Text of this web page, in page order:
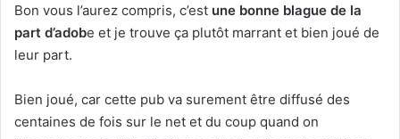
Bon vous l’aurez compris, c’est une bonne blague de la
part d’adobe et je trouve ça plutôt marrant et bien joué de
leur part.
Bien joué, car cette pub va surement être diffusé des
centaines de fois sur le net et du coup quand on